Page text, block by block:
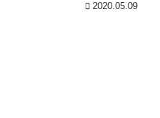
2020.05.09